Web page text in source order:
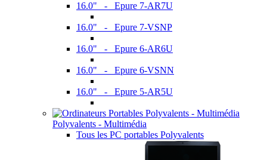
16.0" - Epure 7-AR7U
16.0" - Epure 7-VSNP
16.0" - Epure 6-AR6U
16.0" - Epure 6-VSNN
16.0" - Epure 5-AR5U
Polyvalents - Multimédia
Tous les PC portables Polyvalents